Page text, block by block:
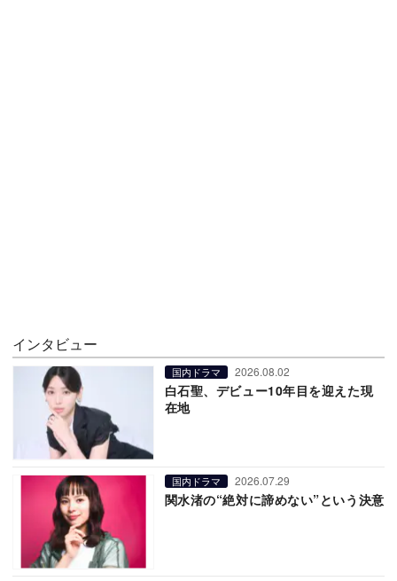
インタビュー
国内ドラマ 2026.08.02
白石聖、デビュー10年目を迎えた現
在地
国内ドラマ 2026.07.29
関水渚の“絶対に諦めない”という決意